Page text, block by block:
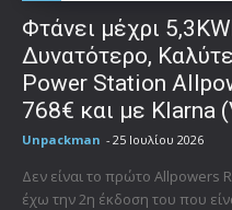
Φτάνει μέχρι
Δυνατότερο,
Power Station
768€ και με Klarna
Unpackman - 25 Ιουλίου 2026
Δεν είναι το πρώτο Allpowers
έχω την 2η έκδοση του που